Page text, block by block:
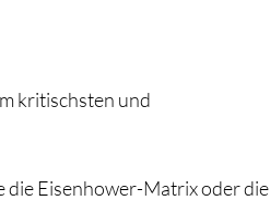
kritischsten und
die Eisenhower-Matrix oder die